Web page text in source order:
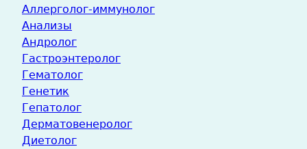
Аллерголог-иммунолог
Анализы
Андролог
Гастроэнтеролог
Гематолог
Генетик
Гепатолог
Дерматовенеролог
Диетолог